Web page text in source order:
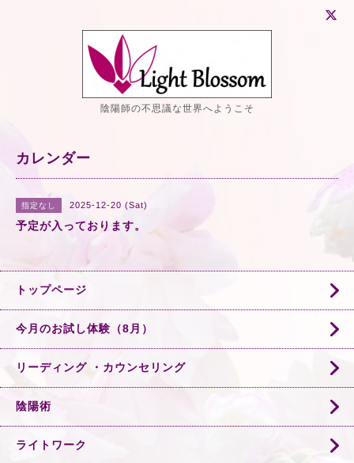
陰陽師の不思議な世界へようこそ
カレンダー
指定なし 2025-12-20 (Sat)
予定が入っております。
トップページ
今月のお試し体験（8月）
リーディング ・カウンセリング
陰陽術
ライトワーク